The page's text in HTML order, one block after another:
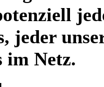
jeder
im Netz.